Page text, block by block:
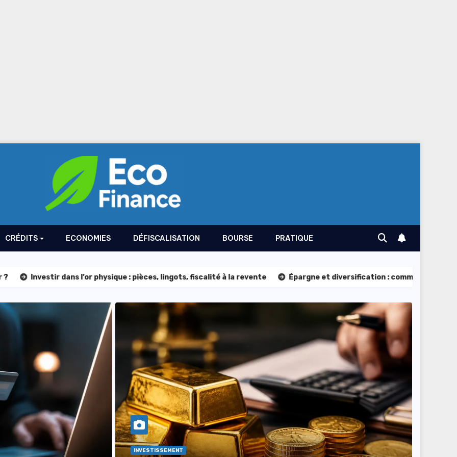
CRÉDITS ECONOMIES DÉFISCALISATION BOURSE PRATIQUE
l’or physique : pièces, lingots, fiscalité à la revente Épargne et diversification : comment optimiser son
INVESTISSEMENT